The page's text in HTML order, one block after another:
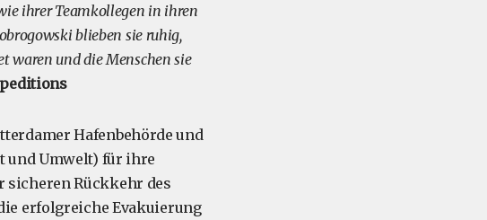
ihrer Teamkollegen in ihren
blieben sie ruhig,
waren und die Menschen sie
Hafenbehörde und
und Umwelt) für ihre
sicheren Rückkehr des
erfolgreiche Evakuierung